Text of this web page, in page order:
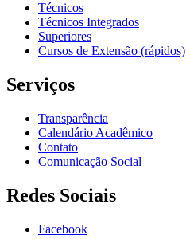
Técnicos
Técnicos Integrados
Superiores
Cursos de Extensão (rápidos)
Serviços
Transparência
Calendário Acadêmico
Contato
Comunicação Social
Redes Sociais
Facebook